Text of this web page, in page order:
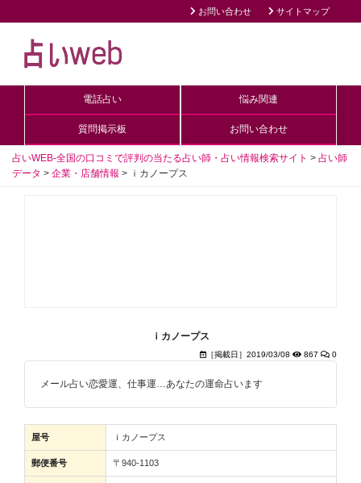
お問い合わせ サイトマップ
電話占い 悩み関連
質問掲示板 お問い合わせ
占いWEB-全国の口コミで評判の当たる占い師・占い情報検索サイト > 占い師
データ > 企業・店舗情報 > ｉカノープス
ｉカノープス
［掲載日］2019/03/08 867 0
メール占い恋愛運、仕事運…あなたの運命占います
屋号 ｉカノープス
郵便番号 〒940-1103